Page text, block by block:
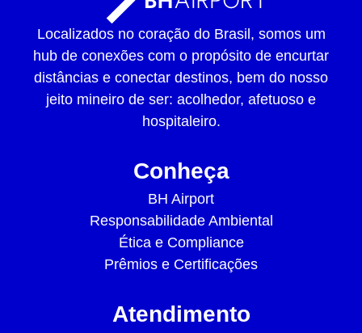
Localizados no coração do Brasil, somos um
hub de conexões com o propósito de encurtar
distâncias e conectar destinos, bem do nosso
jeito mineiro de ser: acolhedor, afetuoso e
hospitaleiro.
Conheça
BH Airport
Responsabilidade Ambiental
Ética e Compliance
Prêmios e Certificações
Atendimento